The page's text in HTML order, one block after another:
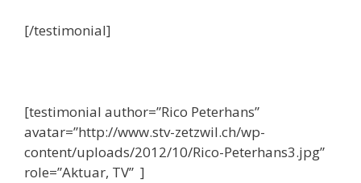
[/testimonial]
[testimonial author=”Rico Peterhans”
avatar=”http://www.stv-zetzwil.ch/wp-
content/uploads/2012/10/Rico-Peterhans3.jpg”
role=”Aktuar, TV” ]